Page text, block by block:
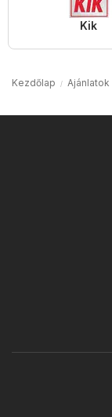
Kik
Kezdőlap